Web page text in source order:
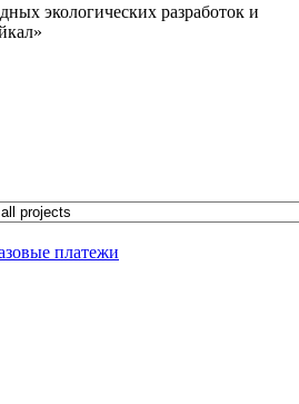
экологических разработок и
платежи